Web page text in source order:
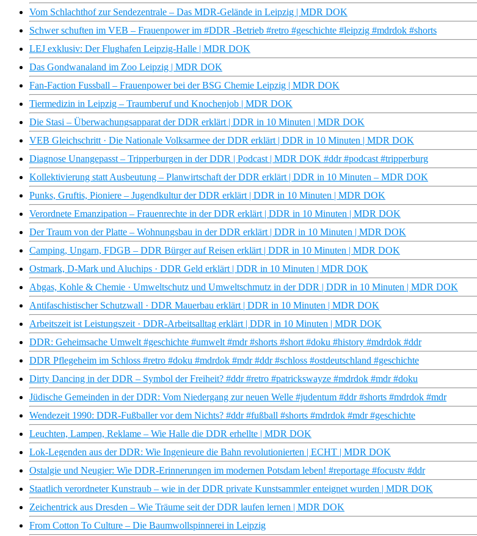
Vom Schlachthof zur Sendezentrale – Das MDR-Gelände in Leipzig | MDR DOK
Schwer schuften im VEB – Frauenpower im #DDR -Betrieb #retro #geschichte #leipzig #mdrdok #shorts
LEJ exklusiv: Der Flughafen Leipzig-Halle | MDR DOK
Das Gondwanaland im Zoo Leipzig | MDR DOK
Fan-Faction Fussball – Frauenpower bei der BSG Chemie Leipzig | MDR DOK
Tiermedizin in Leipzig – Traumberuf und Knochenjob | MDR DOK
Die Stasi – Überwachungsapparat der DDR erklärt | DDR in 10 Minuten | MDR DOK
VEB Gleichschritt · Die Nationale Volksarmee der DDR erklärt | DDR in 10 Minuten | MDR DOK
Diagnose Unangepasst – Tripperburgen in der DDR | Podcast | MDR DOK #ddr #podcast #tripperburg
Kollektivierung statt Ausbeutung – Planwirtschaft der DDR erklärt | DDR in 10 Minuten – MDR DOK
Punks, Gruftis, Pioniere – Jugendkultur der DDR erklärt | DDR in 10 Minuten | MDR DOK
Verordnete Emanzipation – Frauenrechte in der DDR erklärt | DDR in 10 Minuten | MDR DOK
Der Traum von der Platte – Wohnungsbau in der DDR erklärt | DDR in 10 Minuten | MDR DOK
Camping, Ungarn, FDGB – DDR Bürger auf Reisen erklärt | DDR in 10 Minuten | MDR DOK
Ostmark, D-Mark und Aluchips · DDR Geld erklärt | DDR in 10 Minuten | MDR DOK
Abgas, Kohle & Chemie · Umweltschutz und Umweltschmutz in der DDR | DDR in 10 Minuten | MDR DOK
Antifaschistischer Schutzwall · DDR Mauerbau erklärt | DDR in 10 Minuten | MDR DOK
Arbeitszeit ist Leistungszeit · DDR-Arbeitsalltag erklärt | DDR in 10 Minuten | MDR DOK
DDR: Geheimsache Umwelt #geschichte #umwelt #mdr #shorts #short #doku #history #mdrdok #ddr
DDR Pflegeheim im Schloss #retro #doku #mdrdok #mdr #ddr #schloss #ostdeutschland #geschichte
Dirty Dancing in der DDR – Symbol der Freiheit? #ddr #retro #patrickswayze #mdrdok #mdr #doku
Jüdische Gemeinden in der DDR: Vom Niedergang zur neuen Welle #judentum #ddr #shorts #mdrdok #mdr
Wendezeit 1990: DDR-Fußballer vor dem Nichts? #ddr #fußball #shorts #mdrdok #mdr #geschichte
Leuchten, Lampen, Reklame – Wie Halle die DDR erhellte | MDR DOK
Lok-Legenden aus der DDR: Wie Ingenieure die Bahn revolutionierten | ECHT | MDR DOK
Ostalgie und Neugier: Wie DDR-Erinnerungen im modernen Potsdam leben! #reportage #focustv #ddr
Staatlich verordneter Kunstraub – wie in der DDR private Kunstsammler enteignet wurden | MDR DOK
Zeichentrick aus Dresden – Wie Träume seit der DDR laufen lernen | MDR DOK
From Cotton To Culture – Die Baumwollspinnerei in Leipzig